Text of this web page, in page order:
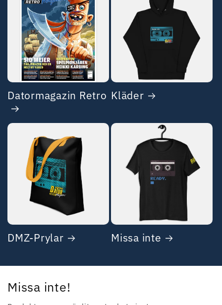
Datormagazin Retro Kläder
DMZ-Prylar Missa inte
Missa inte!